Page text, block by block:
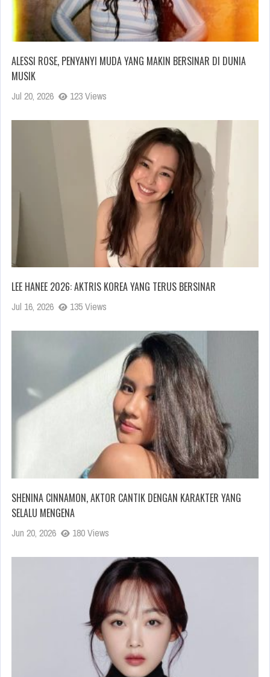
ALESSI ROSE, PENYANYI MUDA YANG MAKIN BERSINAR DI DUNIA
MUSIK
Jul 20, 2026 123 Views
LEE HANEE 2026: AKTRIS KOREA YANG TERUS BERSINAR
Jul 16, 2026 135 Views
SHENINA CINNAMON, AKTOR CANTIK DENGAN KARAKTER YANG
SELALU MENGENA
Jun 20, 2026 180 Views